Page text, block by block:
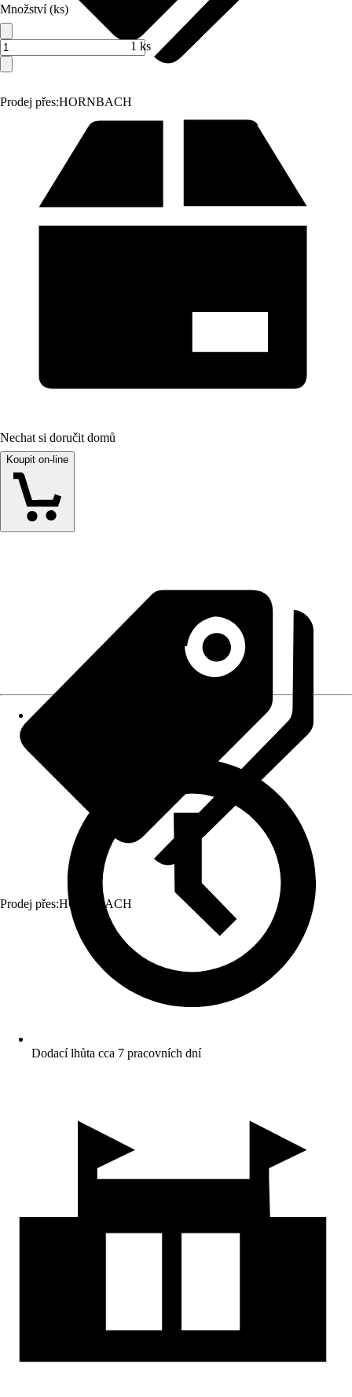
Prodej přes:HORNBACH
Množství (ks)
1 ks
Nechat si doručit domů
Koupit on-line
Prodej přes:HORNBACH
Dodací lhůta cca 7 pracovních dní